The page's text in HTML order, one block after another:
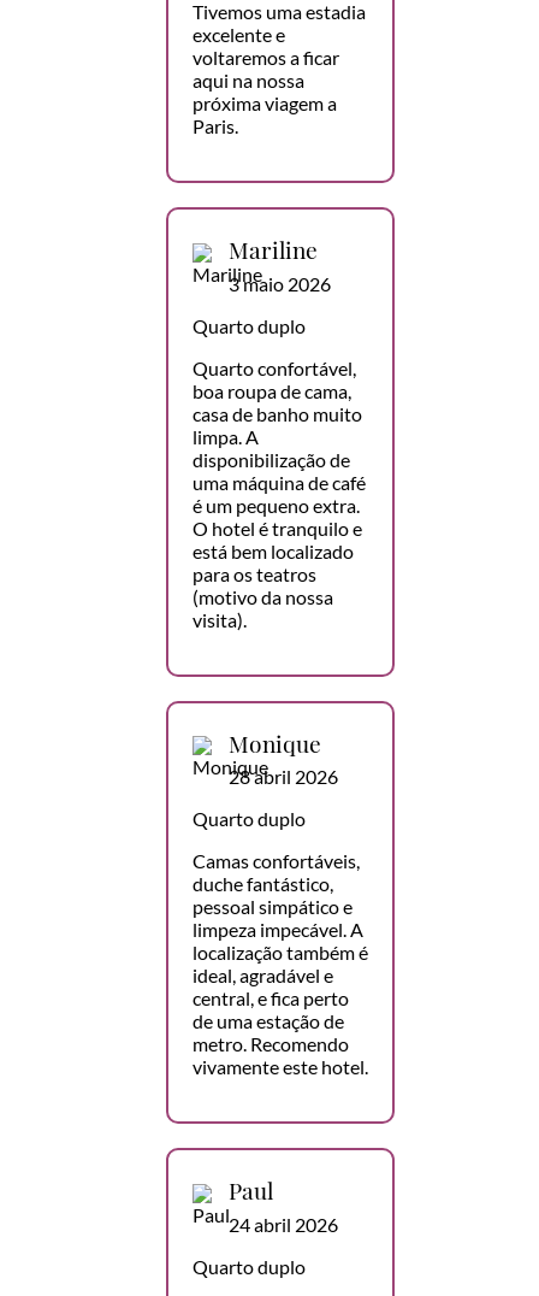
Tivemos uma estadia
excelente e
voltaremos a ficar
aqui na nossa
próxima viagem a
Paris.
Mariline
3 maio 2026
Quarto duplo
Quarto confortável,
boa roupa de cama,
casa de banho muito
limpa. A
disponibilização de
uma máquina de café
é um pequeno extra.
O hotel é tranquilo e
está bem localizado
para os teatros
(motivo da nossa
visita).
Monique
28 abril 2026
Quarto duplo
Camas confortáveis,
duche fantástico,
pessoal simpático e
limpeza impecável. A
localização também é
ideal, agradável e
central, e fica perto
de uma estação de
metro. Recomendo
vivamente este hotel.
Paul
24 abril 2026
Quarto duplo